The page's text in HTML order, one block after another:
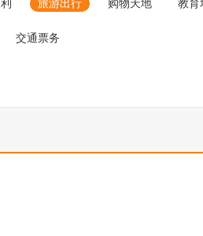
旅游出行 购物天地 教育
交通票务